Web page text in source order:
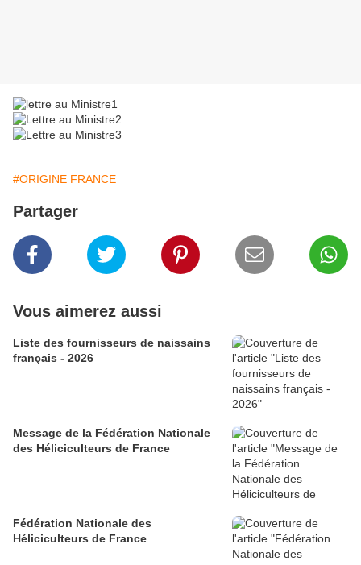
#ORIGINE FRANCE
Partager
Vous aimerez aussi
Liste des fournisseurs de naissains
français - 2026
Message de la Fédération Nationale
des Héliciculteurs de France
Fédération Nationale des
Héliciculteurs de France